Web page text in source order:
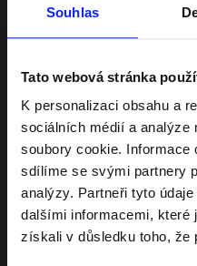
Souhlas
Tato webová stránka
K personalizaci obsahu a
sociálních médií a
soubory cookie. Informace
sdílíme se svými partnery
analýzy. Partneři tyto
dalšími informacemi, které
získali v důsledku toho, že